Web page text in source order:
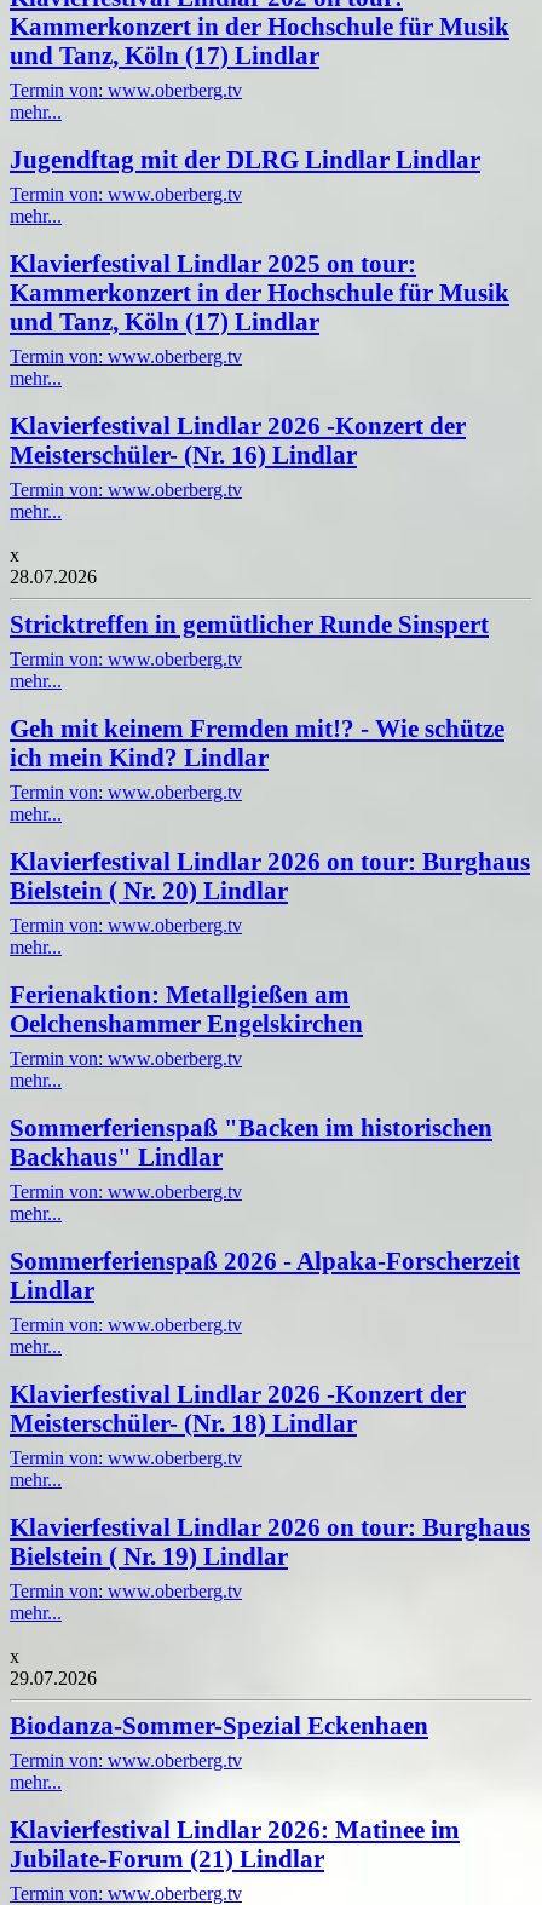
Kammerkonzert in der Hochschule für Musik
und Tanz, Köln (17) Lindlar
Termin von: www.oberberg.tv
mehr...
Jugendftag mit der DLRG Lindlar Lindlar
Termin von: www.oberberg.tv
mehr...
Klavierfestival Lindlar 2025 on tour:
Kammerkonzert in der Hochschule für Musik
und Tanz, Köln (17) Lindlar
Termin von: www.oberberg.tv
mehr...
Klavierfestival Lindlar 2026 -Konzert der
Meisterschüler- (Nr. 16) Lindlar
Termin von: www.oberberg.tv
mehr...
x
28.07.2026
Stricktreffen in gemütlicher Runde Sinspert
Termin von: www.oberberg.tv
mehr...
Geh mit keinem Fremden mit!? - Wie schütze
ich mein Kind? Lindlar
Termin von: www.oberberg.tv
mehr...
Klavierfestival Lindlar 2026 on tour: Burghaus
Bielstein ( Nr. 20) Lindlar
Termin von: www.oberberg.tv
mehr...
Ferienaktion: Metallgießen am
Oelchenshammer Engelskirchen
Termin von: www.oberberg.tv
mehr...
Sommerferienspaß "Backen im historischen
Backhaus" Lindlar
Termin von: www.oberberg.tv
mehr...
Sommerferienspaß 2026 - Alpaka-Forscherzeit
Lindlar
Termin von: www.oberberg.tv
mehr...
Klavierfestival Lindlar 2026 -Konzert der
Meisterschüler- (Nr. 18) Lindlar
Termin von: www.oberberg.tv
mehr...
Klavierfestival Lindlar 2026 on tour: Burghaus
Bielstein ( Nr. 19) Lindlar
Termin von: www.oberberg.tv
mehr...
x
29.07.2026
Biodanza-Sommer-Spezial Eckenhaen
Termin von: www.oberberg.tv
mehr...
Klavierfestival Lindlar 2026: Matinee im
Jubilate-Forum (21) Lindlar
Termin von: www.oberberg.tv